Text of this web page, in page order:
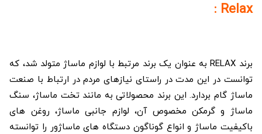
Relax :
برند RELAX به عنوان یک برند مرتبط با لوازم ماساژ متولد شد، که
توانست در این مدت در راستای نیازهای مردم در ارتباط با صنعت
ماساژ گام بردارد. این برند محصولاتی به مانند تخت ماساژ، سنگ
ماساژ و گرمکن مخصوص آن، لوازم جانبی ماساژ، روغن های
باکیفیت ماساژ و انواع گوناگون دستگاه های ماساژور را توانسته